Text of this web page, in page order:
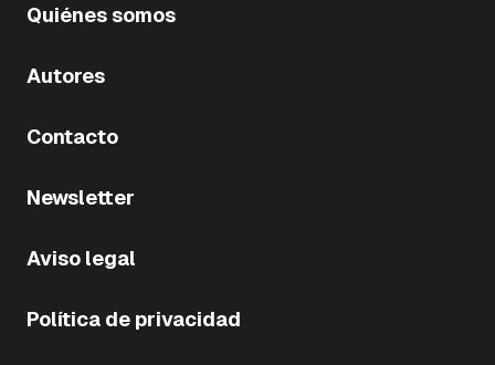
Quiénes somos
Autores
Contacto
Newsletter
Aviso legal
Política de privacidad